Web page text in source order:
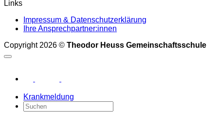
Links
Impressum & Datenschutzerklärung
Ihre Ansprechpartner:innen
Copyright 2026 © Theodor Heuss Gemeinschaftsschule
Krankmeldung